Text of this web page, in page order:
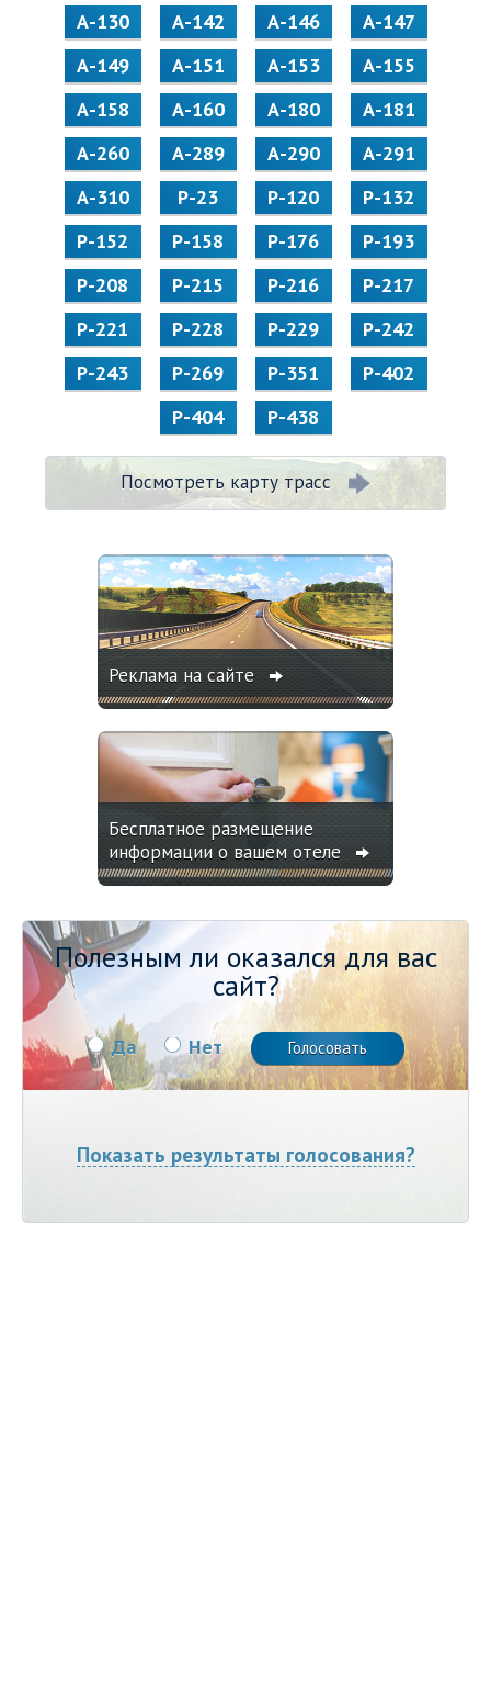
А-130
А-142 А-146
А-147
А-149
А-151 А-153
А-155
А-158
А-160 А-180
А-181
А-260
А-289 А-290
А-291
А-310
Р-23 Р-120
Р-132
Р-152
Р-158 Р-176
Р-193
Р-208
Р-215 Р-216
Р-217
Р-221
Р-228 Р-229
Р-242
Р-243
Р-269 Р-351
Р-402
Р-404
Р-438
Посмотреть карту трасс
Реклама на сайте
Бесплатное размещение
информации о вашем отеле
Полезным ли оказался для вас
сайт?
Да Нет
Показать результаты голосования?